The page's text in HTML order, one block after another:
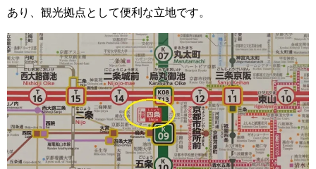
あり、観光拠点として便利な立地です。